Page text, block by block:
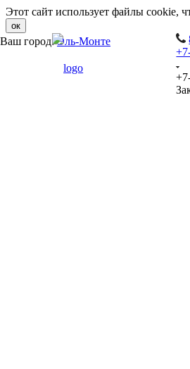
Этот сайт использует файлы cookie,
ок
Ваш город:Эль-Монте